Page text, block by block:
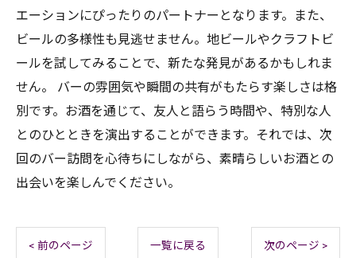
エーションにぴったりのパートナーとなります。また、
ビールの多様性も見逃せません。地ビールやクラフトビ
ールを試してみることで、新たな発見があるかもしれま
せん。 バーの雰囲気や瞬間の共有がもたらす楽しさは格
別です。お酒を通じて、友人と語らう時間や、特別な人
とのひとときを演出することができます。それでは、次
回のバー訪問を心待ちにしながら、素晴らしいお酒との
出会いを楽しんでください。
< 前のページ 一覧に戻る 次のページ >